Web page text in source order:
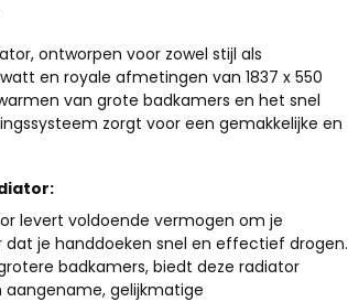
ontworpen voor zowel stijl als
en royale afmetingen van 1837 x 550
van grote badkamers en het snel
zorgt voor een gemakkelijke en
levert voldoende vermogen om je
je handdoeken snel en effectief drogen.
badkamers, biedt deze radiator
gelijkmatige